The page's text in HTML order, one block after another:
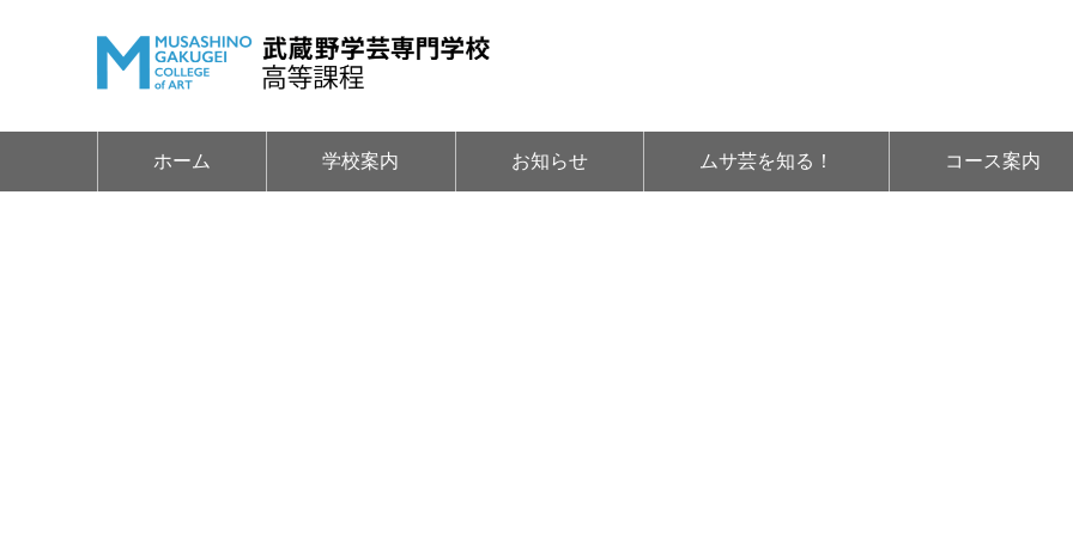
ホーム 学校案内 お知らせ ムサ芸を知る！ コース案内